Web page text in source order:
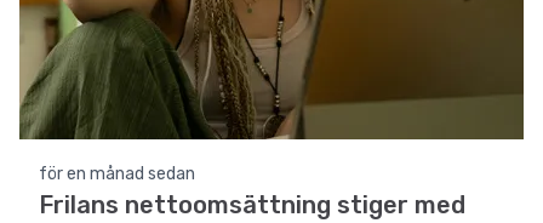
för en månad sedan
Frilans nettoomsättning stiger med